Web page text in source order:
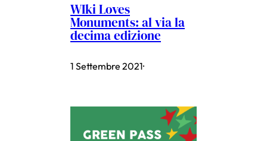
WIki Loves
Monuments: al via la
decima edizione
1 Settembre 2021·